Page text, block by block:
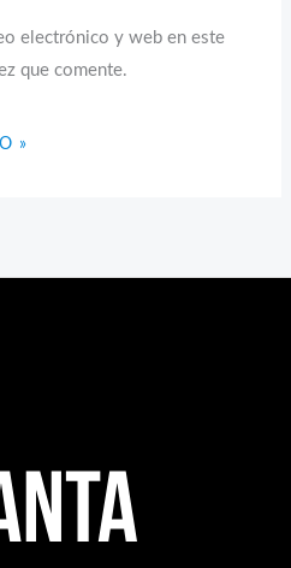
electrónico y web en este
que comente.